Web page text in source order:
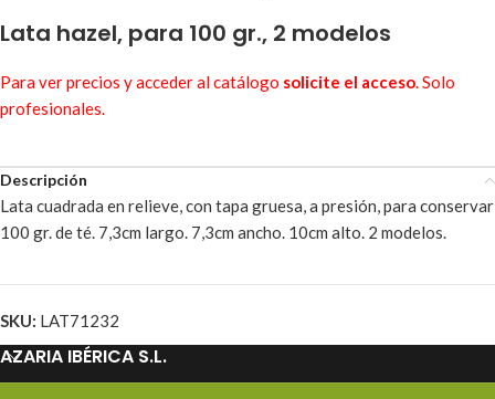
Lata hazel, para 100 gr., 2 modelos
Para ver precios y acceder al catálogo solicite el acceso. Solo
profesionales.
Descripción
Lata cuadrada en relieve, con tapa gruesa, a presión, para conservar
100 gr. de té. 7,3cm largo. 7,3cm ancho. 10cm alto. 2 modelos.
SKU: LAT71232
AZARIA IBÉRICA S.L.